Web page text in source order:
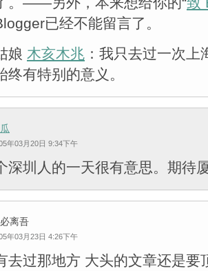
已经不能留言了。
娘 木亥木兆 ：我只去过一次
终有特别的意义。
年03月20日 9:34下午
深圳人的一天很有意思。期待
离吾
年03月23日 4:26下午
去过那地方 大头的文章还是要